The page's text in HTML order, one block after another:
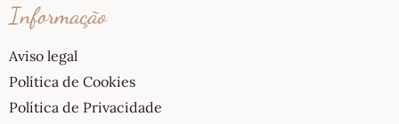
Informação
Aviso legal
Política de Cookies
Política de Privacidade